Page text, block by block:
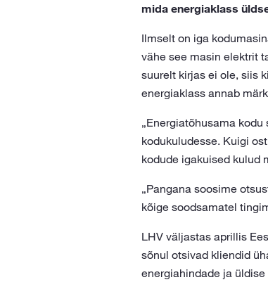
mida energiaklass
Ilmselt on iga
vähe see masin elektrit
suurelt kirjas ei ole, siis
energiaklass annab
„Energiatõhusama
kodukuludesse. Kuigi
kodude igakuised kulud
„Pangana soosime
kõige soodsamatel
LHV väljastas aprillis
sõnul otsivad kliendid
energiahindade ja